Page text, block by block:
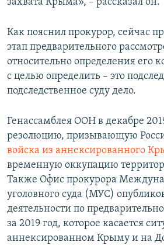
Как пояснил прокурор, сейчас
этап предварительного
относительно определения его
с целью определить – это
подследственное суду дело.
Генассамблея ООН в декабре
резолюцию, призывающую
войска из аннексированного
временную оккупацию
Также Офис прокурора
уголовного суда (МУС)
деятельности по
за 2019 год, которое касается
аннексированном Крыму и на